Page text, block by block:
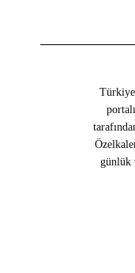
günlük